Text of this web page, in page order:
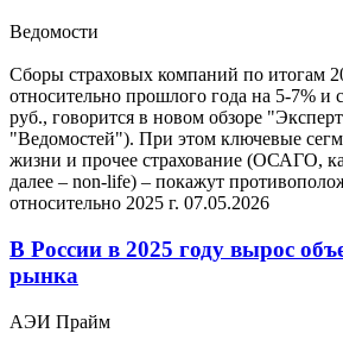
Ведомости
Сборы страховых компаний по итогам
относительно прошлого года на 5-7% и
руб., говорится в новом обзоре
"Ведомостей"). При этом ключевые
жизни и прочее страхование (ОСАГО,
далее – non-life) – покажут
относительно 2025 г. 07.05.2026
В России в 2025 году вырос
рынка
АЭИ Прайм